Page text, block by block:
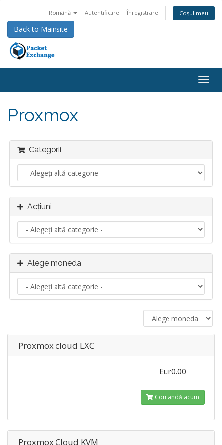
Română Autentificare Înregistrare Coșul meu
Back to Mainsite
Proxmox
Categorii
Acțiuni
Alege moneda
Proxmox cloud LXC
Eur0.00
Comandă acum
Proxmox Cloud KVM